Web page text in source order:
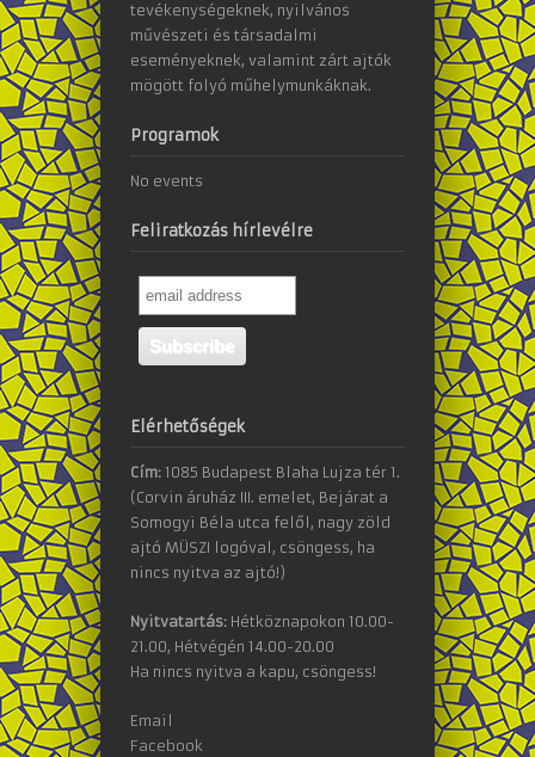
tevékenységeknek, nyilvános
művészeti és társadalmi
eseményeknek, valamint zárt ajtók
mögött folyó műhelymunkáknak.
Programok
No events
Feliratkozás hírlevélre
Elérhetőségek
Cím: 1085 Budapest Blaha Lujza tér 1.
(Corvin áruház III. emelet, Bejárat a
Somogyi Béla utca felől, nagy zöld
ajtó MÜSZI logóval, csöngess, ha
nincs nyitva az ajtó!)
Nyitvatartás: Hétköznapokon 10.00-
21.00, Hétvégén 14.00-20.00
Ha nincs nyitva a kapu, csöngess!
Email
Facebook